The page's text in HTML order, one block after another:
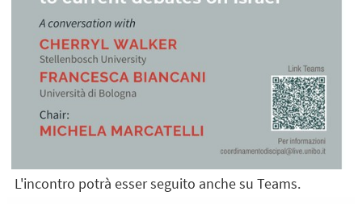
L'incontro potrà esser seguito anche su Teams.